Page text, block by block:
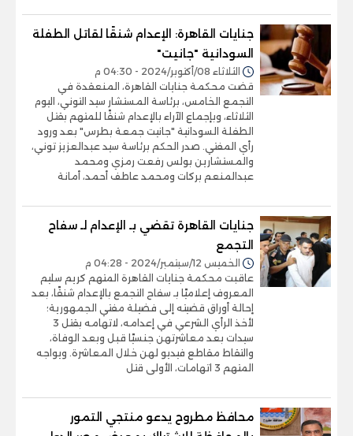
جنايات القاهرة: الإعدام شنقًا لقاتل الطفلة
السودانية "جانيت"
الثلاثاء 08/أكتوبر/2024 - 04:30 م
قضت محكمة جنايات القاهرة، المنعقدة في
التجمع الخامس، برئاسة المستشار سيد التوني، اليوم
الثلاثاء، وبإجماع الآراء بالإعدام شنقًا للمتهم بقتل
الطفلة السودانية "جانيت جمعة بطرس" بعد ورود
رأي المفتي. صدر الحكم برئاسة سيد عبدالعزيز توني،
والمستشارين بولس رفعت رمزي ومحمد
عبدالمنعم بركات ومحمد عاطف أحمد، أمانة
جنايات القاهرة تقضي بـ الإعدام لـ سفاح
التجمع
الخميس 12/سبتمبر/2024 - 04:28 م
عاقبت محكمة جنايات القاهرة المتهم كريم سليم
المعروف إعلاميًا بـ سفاح التجمع بالإعدام شنقًا، بعد
إحالة أوراق قضيته إلى فضيلة مفتي الجمهورية؛
لأخذ الرأي الشرعي في إعدامه، لاتهامه بقتل 3
سيدات بعد معاشرتهن جنسيًا قبل وبعد الوفاة،
والتقاط مقاطع فيديو لهن خلال المعاشرة. ويواجه
المتهم 3 اتهامات، الأولى قتل
محافظ مطروح يدعو منتجي التمور